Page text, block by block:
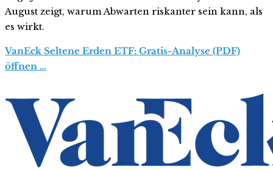
August zeigt, warum Abwarten riskanter sein kann, als
es wirkt.
VanEck Seltene Erden ETF: Gratis-Analyse (PDF)
öffnen …